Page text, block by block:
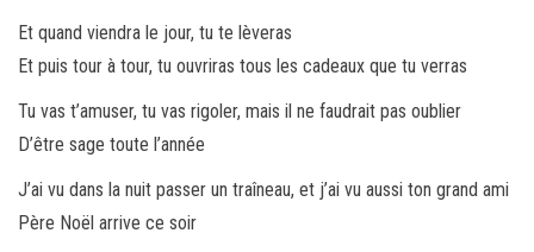
Et quand viendra le jour, tu te lèveras
Et puis tour à tour, tu ouvriras tous les cadeaux que tu verras
Tu vas t’amuser, tu vas rigoler, mais il ne faudrait pas oublier
D’être sage toute l’année
J’ai vu dans la nuit passer un traîneau, et j’ai vu aussi ton grand ami
Père Noël arrive ce soir